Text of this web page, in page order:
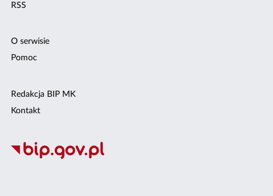
RSS
O serwisie
Pomoc
Redakcja BIP MK
Kontakt